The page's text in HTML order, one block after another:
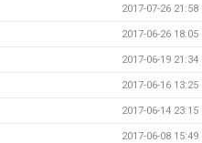
2017-07-26 21:58
2017-06-26 18:05
2017-06-19 21:34
2017-06-16 13:25
2017-06-14 23:15
2017-06-08 15:49